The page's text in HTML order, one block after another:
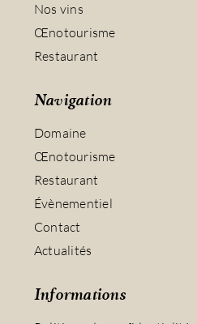
Nos vins
Œnotourisme
Restaurant
Navigation
Domaine
Œnotourisme
Restaurant
Évènementiel
Contact
Actualités
Informations